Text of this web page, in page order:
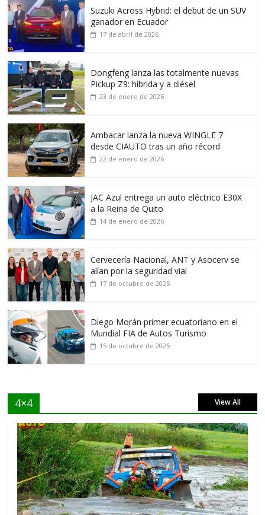
Suzuki Across Hybrid: el debut de un SUV
ganador en Ecuador
17 de abril de 2026
Dongfeng lanza las totalmente nuevas
Pickup Z9: híbrida y a diésel
23 de enero de 2026
Ambacar lanza la nueva WINGLE 7
desde CIAUTO tras un año récord
22 de enero de 2026
JAC Azul entrega un auto eléctrico E30X
a la Reina de Quito
14 de enero de 2026
Cervecería Nacional, ANT y Asocerv se
alían por la seguridad vial
17 de octubre de 2025
Diego Morán primer ecuatoriano en el
Mundial FIA de Autos Turismo
15 de octubre de 2025
4×4 View All